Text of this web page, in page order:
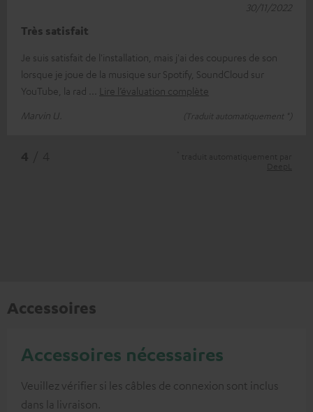
Très satisfait
Je suis satisfait de l'installation, mais j'ai des coupures de son
lorsque je joue de la musique sur Spotify, SoundCloud sur
YouTube, la rad
Lire l’évaluation complète
Marvin U.
(Traduit automatiquement *)
30/11/2022
Accessoires
Accessoires nécessaires
Veuillez vérifier si les câbles de connexion sont inclus
dans la livraison.